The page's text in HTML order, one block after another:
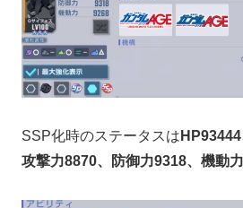
SSP化時のステータスは
攻撃力8870、防御力9318、機動